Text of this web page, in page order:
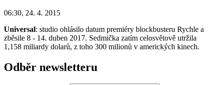
06:30, 24. 4. 2015
Universal: studio ohlásilo datum premiéry blockbusteru Rychle a
zběsile 8 - 14. duben 2017. Sedmička zatím celosvětově utržila
1,158 miliardy dolarů, z toho 300 milionů v amerických kinech.
Odběr newsletteru